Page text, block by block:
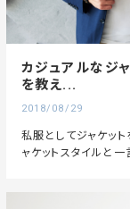
カジュアルなジ
を教え...
2018/08/29
私服としてジャケッ
ャケットスタイルと